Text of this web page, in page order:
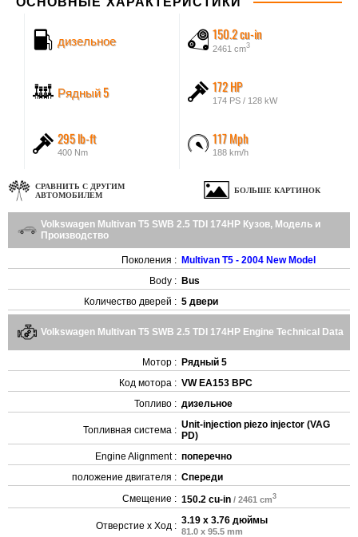
дизельное 150.2 cu-in
2461 cm3
Рядный 5 172 HP
174 PS / 128 kW
295 lb-ft
400 Nm
117 Mph
188 km/h
СРАВНИТЬ С ДРУГИМ
АВТОМОБИЛЕМ
БОЛЬШЕ КАРТИНОК
Volkswagen Multivan T5 SWB 2.5 TDI 174HP Кузов, Модель и
Производство
Поколения : Multivan T5 - 2004 New Model
Body : Bus
Количество дверей : 5 двери
Volkswagen Multivan T5 SWB 2.5 TDI 174HP Engine Technical Data
Мотор : Рядный 5
Код мотора : VW EA153 BPC
Топливо : дизельное
Топливная система : Unit-injection piezo injector (VAG
PD)
Engine Alignment : поперечно
положение двигателя : Спереди
Смещение : 150.2 cu-in / 2461 cm3
Отверстие x Ход : 3.19 x 3.76 дюймы
81.0 x 95.5 mm